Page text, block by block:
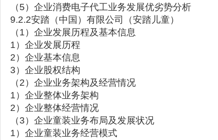
（5）企业消费电子代工业务发展优劣势分析
9.2.2安踏（中国）有限公司（安踏儿童）
（1）企业发展历程及基本信息
1）企业发展历程
2）企业基本信息
3）企业股权结构
（2）企业业务架构及经营情况
1）企业整体业务架构
2）企业整体经营情况
（3）企业童装业务布局及发展状况
1）企业童装业务经营模式